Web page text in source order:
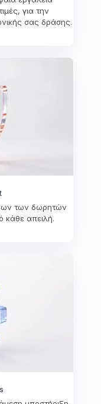
για την
σας δράσης.
των δωρητών
απειλή.